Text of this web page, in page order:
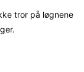
tror på løgnene